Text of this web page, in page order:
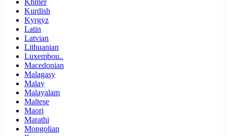
Khmer
Kurdish
Kyrgyz
Latin
Latvian
Lithuanian
Luxembou..
Macedonian
Malagasy
Malay
Malayalam
Maltese
Maori
Marathi
Mongolian